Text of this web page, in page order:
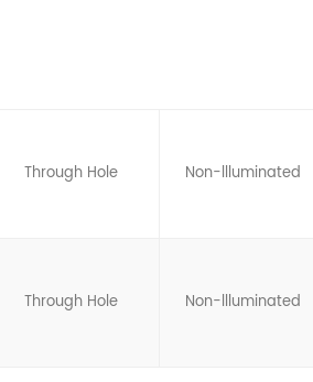
Through Hole Non-llluminated
Through Hole Non-llluminated